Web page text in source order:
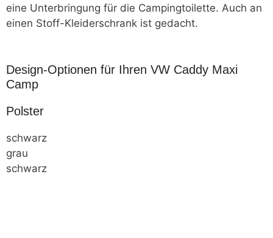
eine Unterbringung für die Campingtoilette. Auch an
einen Stoff-Kleiderschrank ist gedacht.
Design-Optionen für Ihren VW Caddy Maxi
Camp
Polster
schwarz
grau
schwarz